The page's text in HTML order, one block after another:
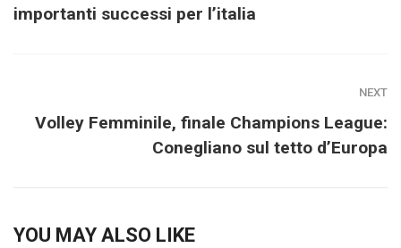
importanti successi per l’italia
NEXT
Volley Femminile, finale Champions League:
Conegliano sul tetto d’Europa
YOU MAY ALSO LIKE